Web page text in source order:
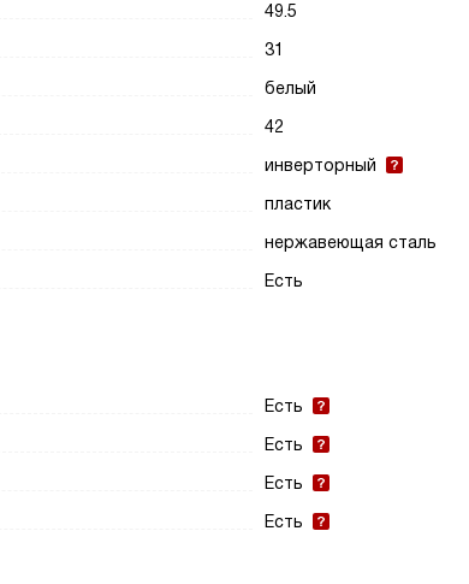
49.5
31
белый
42
инверторный
пластик
нержавеющая сталь
Есть
Есть
Есть
Есть
Есть